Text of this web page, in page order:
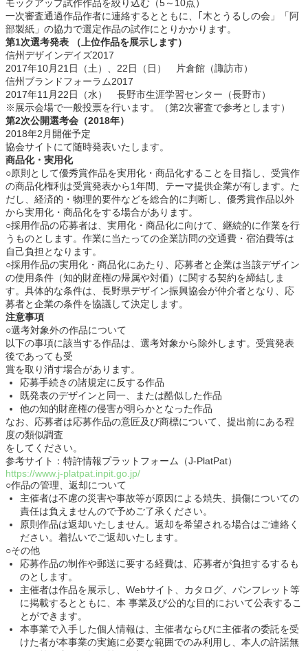
モックアップ試作作品を絞り込む（5～10点）
一次審査通過作品作者に連絡するとともに、｢木とうるしの会」「阿
部製紙」の協力で選定作品の試作にとりかかります。
第1次選考発表 （上位作品を展示します）
信州デザインデイズ2017
2017年10月21日（土）、22日（日） 片倉館（諏訪市）
信州ブランドフォーラム2017
2017年11月22日（水） 長野市生涯学習センター（長野市）
※展示会場で一般投票を行います。（第2次審査で参考とします）
第2次公開選考会（2018年）
2018年2月開催予定
協会サイトにて随時発表いたします。
商品化・実用化
○原則として優秀賞作品を実用化・商品化することを目指し、受賞作
の商品化権利は受賞発表から1年間、テーマ提供企業が有します。た
だし、経済的・物理的要件などを総合的に判断し、優秀賞作品以外
から実用化・商品化をする場合があります。
○採用作品の応募者は、実用化・商品化に向けて、継続的に作業を行
うものとします。作業に当たっての企業訪問の交通費・宿泊費等は
自己負担となります。
○採用作品の実用化・商品化にあたり、応募者と企業は当該デザイン
の使用条件（知的財産権の帰属や対価）に関する契約を締結しま
す。具体的な条件は、長野県デザイン振興協会が仲介者となり、応
募者と企業の条件を協議して決定します。
注意事項
○選考対象外の作品について
以下の事項に該当する作品は、選考対象から除外します。受賞発表
後であっても受
賞を取り消す場合があります。
応募手続きの諸規定に反する作品
既発表のデザインと同一、または酷似した作品
他の知的財産権の侵害が明らかとなった作品
なお、応募者は応募作品の意匠及び商標について、提出前にある程
度の類似調査
をしてください。
参考サイト：特許情報プラットフォーム（J-PlatPat）
https://www.j-platpat.inpit.go.jp/
○作品の管理、返却について
主催者は不慮の災害や事故等が原因による焼失、損傷についての
責任は負えませんので予めご了承ください。
原則作品は返却いたしません。返却を希望される場合はご連絡く
ださい。着払いでご返却いたします。
○その他
応募作品の制作や郵送に要する経費は、応募者が負担するするも
のとします。
主催者は作品を展示し、Webサイト、カタログ、パンフレット等
に掲載するとともに、本 事業及び公的な目的において公表するこ
とができます。
本事業で入手した個人情報は、主催者ならびに主催者の委託を受
けた者が本事業の実施に必要な範囲でのみ利用し、本人の許諾無